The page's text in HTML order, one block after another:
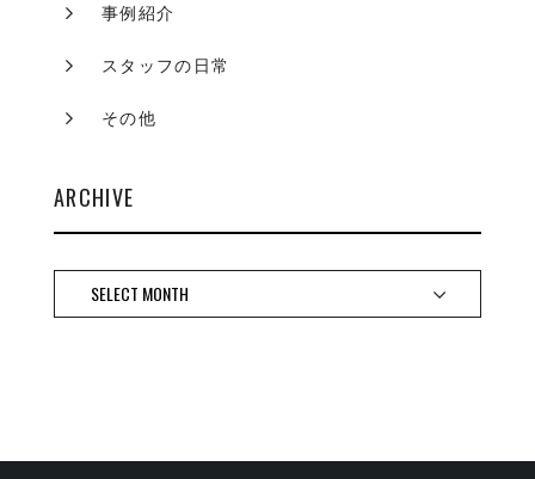
事例紹介
スタッフの日常
その他
ARCHIVE